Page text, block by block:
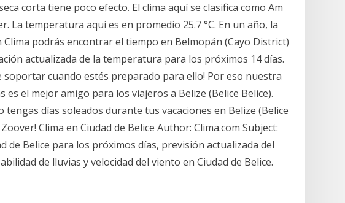
corta tiene poco efecto. El clima aquí se clasifica como Am
La temperatura aquí es en promedio 25.7 °C. En un año, la
Clima podrás encontrar el tiempo en Belmopán (Cayo District)
actualizada de la temperatura para los próximos 14 días.
soportar cuando estés preparado para ello! Por eso nuestra
es el mejor amigo para los viajeros a Belize (Belice Belice).
tengas días soleados durante tus vacaciones en Belize (Belice
Clima en Ciudad de Belice Author: Clima.com Subject:
de Belice para los próximos días, previsión actualizada del
de lluvias y velocidad del viento en Ciudad de Belice.